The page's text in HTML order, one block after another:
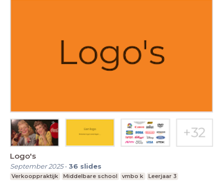
Logo's
September 2025-36 slides
Verkooppraktijk Middelbare school vmbo k Leerjaar 3